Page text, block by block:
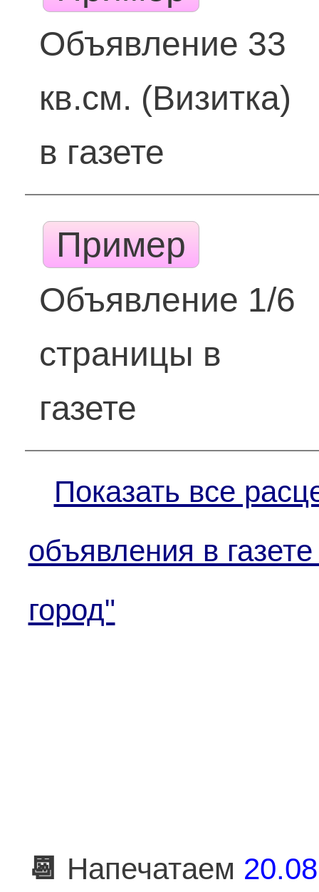
Объявление 33
кв.см. (Визитка)
в газете
Пример
Объявление 1/6
страницы в
газете
Показать все
объявления в
город"
📆 Напечатаем